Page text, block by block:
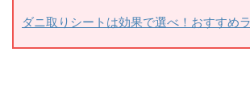
ダニ取りシートは効果で選べ！おすすめ